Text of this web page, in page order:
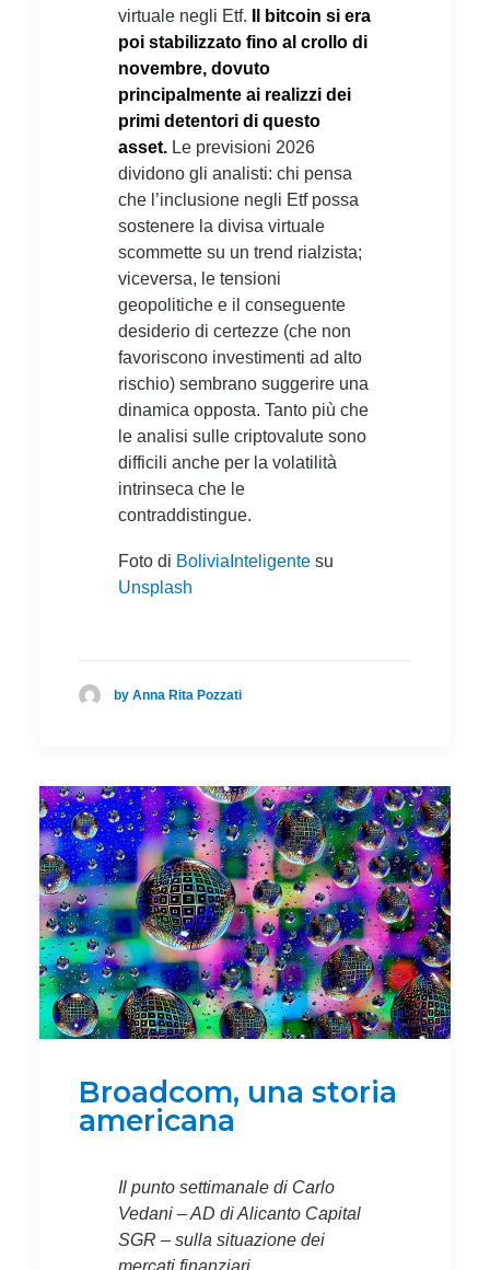
virtuale negli Etf.
Il bitcoin si era
poi stabilizzato fino al crollo di
novembre, dovuto
principalmente ai realizzi dei
primi detentori di questo
asset. Le previsioni 2026
dividono gli analisti: chi pensa
che l’inclusione negli Etf possa
sostenere la divisa virtuale
scommette su un trend rialzista;
viceversa, le tensioni
geopolitiche e il conseguente
desiderio di certezze (che non
favoriscono investimenti ad alto
rischio) sembrano suggerire una
dinamica opposta. Tanto più che
le analisi sulle criptovalute sono
difficili anche per la volatilità
intrinseca che le
contraddistingue.
Foto di BoliviaInteligente su
Unsplash
by Anna Rita Pozzati
Broadcom, una storia
americana
Il punto settimanale di Carlo
Vedani – AD di Alicanto Capital
SGR – sulla situazione dei
mercati finanziari.